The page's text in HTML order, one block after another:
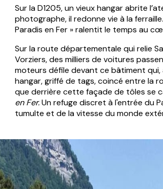
Sur la D1205, un vieux hangar abrite
photographe, il redonne vie à la
Paradis en Fer » ralentit le temps au
Sur la route départementale qui relie
Vorziers, des milliers de voitures
moteurs défile devant ce bâtiment qui,
hangar, griffé de tags, coincé entre la
que derrière cette façade de tôles se
en Fer.Un refuge discret à l'entrée du
tumulte et de la vitesse du monde